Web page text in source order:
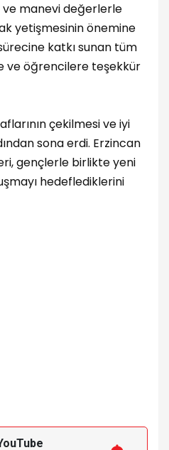
ve manevi değerlerle
yetişmesinin önemine
katkı sunan tüm
ve öğrencilere teşekkür
çekilmesi ve iyi
sona erdi. Erzincan
gençlerle birlikte yeni
hedeflediklerini